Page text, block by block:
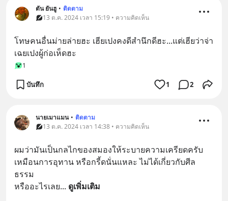
ตัน ยันฮู • ติดตาม
13 ต.ค. 2024 เวลา 15:19 • ความคิดเห็น
โทษคนอื่นม่ายล่ายฮะ เฮียเปงคงดีสำนึกดีฮะ...แต่เฮียว่าจ่า
เฉยเปงผู้ก่อเห็ดฮะ
1
บันทึก 1 2
นายเมาแมน • ติดตาม
13 ต.ค. 2024 เวลา 14:38 • ความคิดเห็น
ผมว่ามันเป็นกลไกของสมองให้ระบายความเครียดครับ
เหมือนการอุทาน หรือกรี้ดนั่นแหละ ไม่ได้เกี่ยวกับศีล
ธรรม
หรืออะไรเลย... ดูเพิ่มเติม